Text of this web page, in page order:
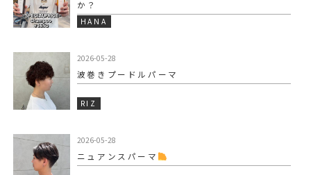
か？
HANA
2026-05-28
波巻きプードルパーマ
RIZ
2026-05-28
ニュアンスパーマ‍